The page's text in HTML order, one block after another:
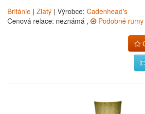
Británie | Zlatý | Výrobce: Cadenhead's
Cenová relace: neznámá ,
Podobné rumy